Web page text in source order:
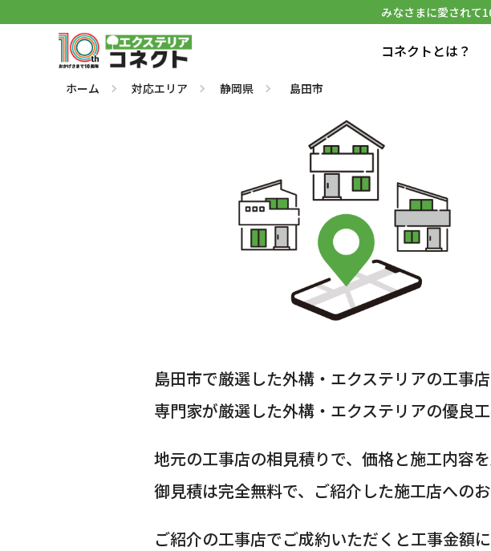
みなさまに愛されて
コネクトとは？
ホーム 対応エリア 静岡県 島田市
島田市で厳選した外構・エクステリアの工事
専門家が厳選した外構・エクステリアの優良
地元の工事店の相見積りで、価格と施工内容
御見積は完全無料で、ご紹介した施工店への
ご紹介の工事店でご成約いただくと工事金額